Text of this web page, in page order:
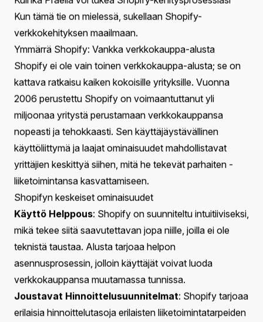
verkkokauppa-alustoista, sen verkkokehitysaspektien
ymmärtäminen on ratkaisevan tärkeää kaikille yrityksille,
jotka tavoittelevat menestystä verkossa. Shopify-
kehitys kattaa laajan valikoiman toimintoja teemojen
mukauttamisesta kehittyneiden toiminnallisuuksien
integroimiseen, jotka palvelevat erityisiä
liiketoimintatarpeita. Tämän kirjoituksen lopussa sinulla
on kattava ymmärrys Shopify-verkkokehityksestä,
mukaan lukien sen edut, keskeiset ominaisuudet ja
kuinka se voidaan räätälöidä erityisiin vaatimuksiisi.
Tässä artikkelissa käsittelemme seuraavia avainalueita:
Yleisnäkö Shopify-verkkokauppa-alustana
Shopify-verkkokehityksen keskeiset osat
Käyttäjäkokemuksen ja suunnittelun merkitys
Sovelluskehitys ja integraatiot Shopifyn sisällä
Parhaat käytännöt Shopify-kauppojen optimointiin
Kuinka Praella voi tukea Shopify-kehitysprosessiasi
Kun tämä tie on mielessä, sukellaan Shopify-
verkkokehityksen maailmaan.